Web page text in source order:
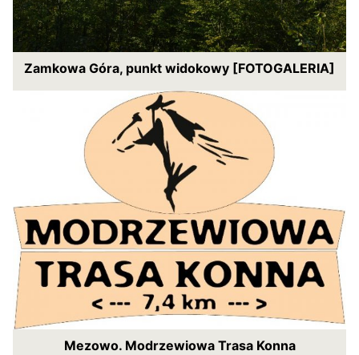
Zamkowa Góra, punkt widokowy [FOTOGALERIA]
Mezowo. Modrzewiowa Trasa Konna